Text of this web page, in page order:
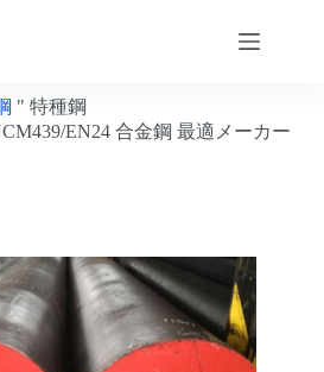
" 特種鋼
EN24 合金鋼 最適メーカー